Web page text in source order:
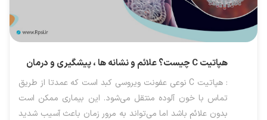
هپاتیت C چیست؟ علائم و نشانه ها ، پیشگیری و درمان
: هپاتیت C نوعی عفونت ویروسی کبد است که عمدتا از طریق
تماس با خون آلوده منتقل می‌شود. این بیماری ممکن است
بدون علائم باشد اما می‌تواند به مرور زمان باعث آسیب شدید